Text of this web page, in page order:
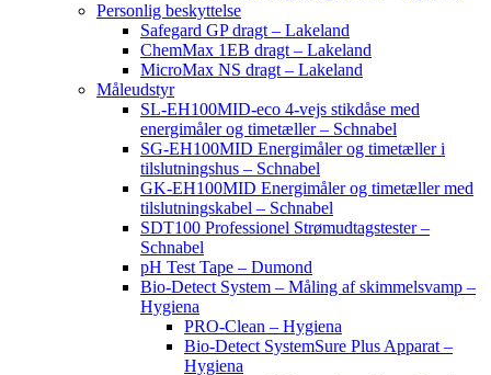
Personlig beskyttelse
Safegard GP dragt – Lakeland
ChemMax 1EB dragt – Lakeland
MicroMax NS dragt – Lakeland
Måleudstyr
SL-EH100MID-eco 4-vejs stikdåse med
energimåler og timetæller – Schnabel
SG-EH100MID Energimåler og timetæller i
tilslutningshus – Schnabel
GK-EH100MID Energimåler og timetæller med
tilslutningskabel – Schnabel
SDT100 Professionel Strømudtagstester –
Schnabel
pH Test Tape – Dumond
Bio-Detect System – Måling af skimmelsvamp –
Hygiena
PRO-Clean – Hygiena
Bio-Detect SystemSure Plus Apparat –
Hygiena